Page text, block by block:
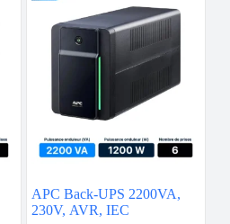
APC Back-UPS 2200VA,
230V, AVR, IEC